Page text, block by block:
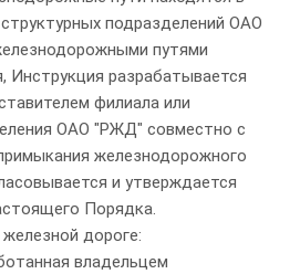
подразделений ОАО
путями
Инструкция разрабатывается
филиала или
ОАО "РЖД" совместно с
железнодорожного
и утверждается
Порядка.
дороге:
владельцем